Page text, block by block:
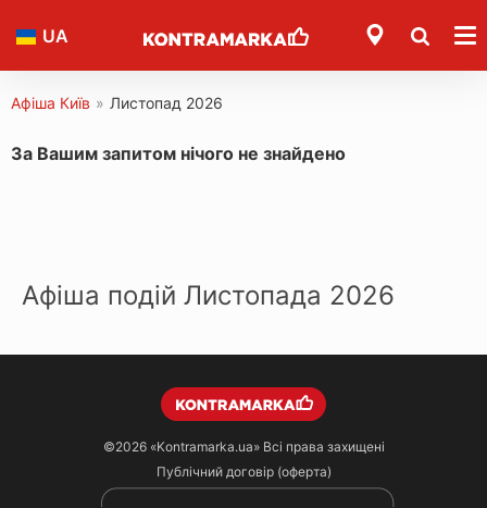
UA
Афіша Київ » Листопад 2026
За Вашим запитом нічого не знайдено
Афіша подій Листопада 2026
©2026 «Kontramarka.ua»Всі права захищені
Публічний договір (оферта)